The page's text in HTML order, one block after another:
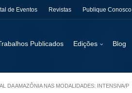
de Eventos Revistas Publique Conosco
Publicados Edições Blog
DA AMAZÔNIA NAS MODALIDADES: INTENSIVA/P